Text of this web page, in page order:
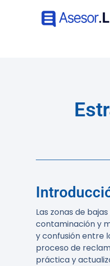
Las zonas de
contaminación y
y confusión entre
proceso de
práctica y